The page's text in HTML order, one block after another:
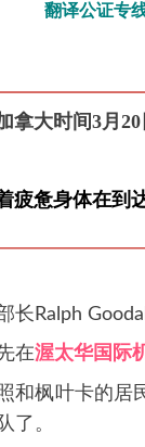
翻译公证专
拿大时间3月20
疲惫身体在到
长Ralph
在渥太华国际
和枫叶卡的居
了。